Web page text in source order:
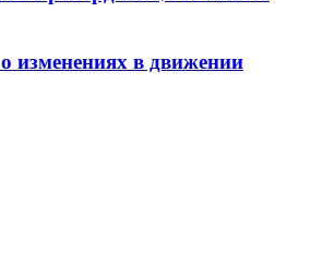
изменениях в движении